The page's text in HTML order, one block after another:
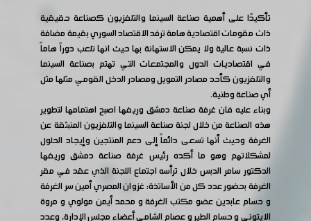
تأكيدًا على أهمية صناعة السينما والتلفزيون كصناعة حقيقية
ذات مقومات اقتصادية هامة ترفد الاقتصاد السوري بقيمة مضافة
ذات نسبة عالية ولا يمكن الاستهانة بها حيث انها تلعب دوراً هاماً
في اقتصاديات الدول والمجتمعات التي تهتم بصناعة السينما
والتلفزيون كأحد مصادر التمويل ومصادر الدخل القومي مثلها مثل
أي صناعة وطنية.
وبناء عليه فان غرفة صناعة دمشق وريفها اصبح اهتمامها لتطوير
هذه الصناعة من خلال لجنة صناعة السينما والتلفزيون المنبثقة عن
الغرفة وحيث أنها تسعى دائماً إلى دعم المنتجين وإيجاد الحلول
لمشكلاتهم وهو ما أكده رئيس غرفة صناعة دمشق وريفها
الدكتور سامر الدبس خلال ترأسه اجتماع اللجنة الذي عقد في مقر
الغرفة بحضور عدد كل من الأساتذة: غزوان المصري أمين سر الغرفة
و حسام عابدين عضو مكتب الغرفة و محمد أيمن مولوي و مروة
الايتوني و حسام الطير و عصام الشامي أعضاء مجلس الإدارة، وعدد